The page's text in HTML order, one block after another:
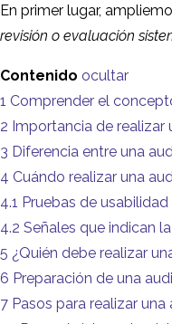
En primer lugar,
revisión o evaluación
Contenido ocultar
1 Comprender el
2 Importancia de realizar
3 Diferencia entre una
4 Cuándo realizar una
4.1 Pruebas de
4.2 Señales que indican
5 ¿Quién debe realizar
6 Preparación de una
7 Pasos para realizar